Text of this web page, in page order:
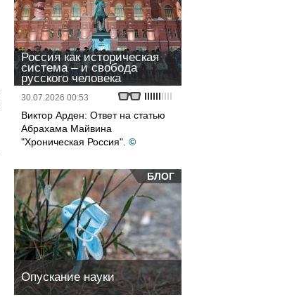
Россия как историческая
система – и свобода
русского человека
30.07.2026 00:53
Виктор Арден: Ответ на статью
Абрахама Майвина
"Хроническая Россия". ©
БЛОГ
Опускание науки